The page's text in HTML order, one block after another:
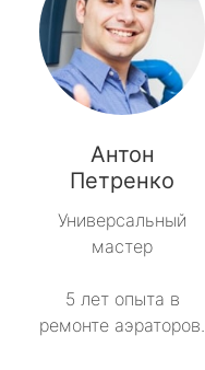
Антон
Петренко
Универсальный
мастер
5 лет опыта в
ремонте аэраторов.